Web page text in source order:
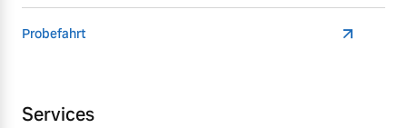
Probefahrt
Services